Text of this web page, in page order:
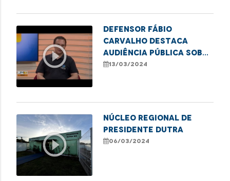
play_circle_outline
Defensor Fábio
Carvalho destaca
audiência pública sobre
direitos das pessoas
Imperatriz
13/03/2024
play_circle_outline
Núcleo Regional de
Presidente Dutra
06/03/2024